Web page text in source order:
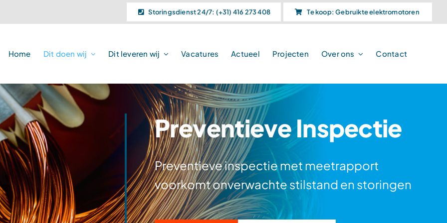
Storingsdienst 24/7: (+31) 416 273 408 Te koop: Gebruikte elektromotoren
Home Dit doen wij Dit leveren wij Vacatures Actueel Projecten Over ons Contact
Preventieve Inspectie
Preventieve inspectie met meetrapport
voorkomt onverwachte stilstand en storingen